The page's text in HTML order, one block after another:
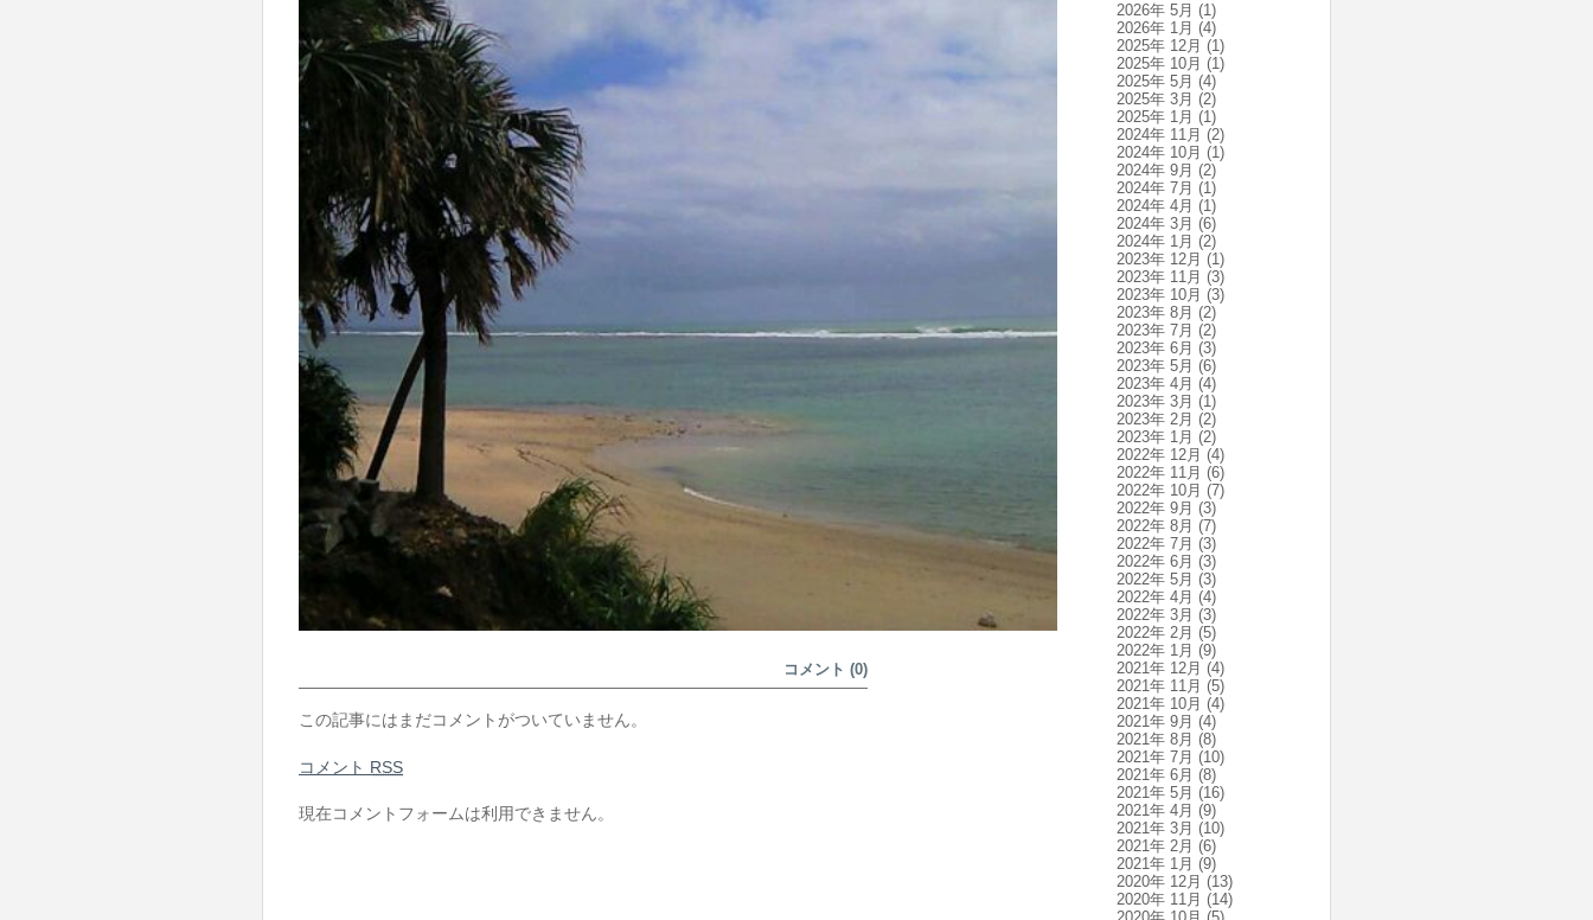
コメント (0)
この記事にはまだコメントがついていません。
コメント RSS
現在コメントフォームは利用できません。
2026年 5月 (1)
2026年 1月 (4)
2025年 12月 (1)
2025年 10月 (1)
2025年 5月 (4)
2025年 3月 (2)
2025年 1月 (1)
2024年 11月 (2)
2024年 10月 (1)
2024年 9月 (2)
2024年 7月 (1)
2024年 4月 (1)
2024年 3月 (6)
2024年 1月 (2)
2023年 12月 (1)
2023年 11月 (3)
2023年 10月 (3)
2023年 8月 (2)
2023年 7月 (2)
2023年 6月 (3)
2023年 5月 (6)
2023年 4月 (4)
2023年 3月 (1)
2023年 2月 (2)
2023年 1月 (2)
2022年 12月 (4)
2022年 11月 (6)
2022年 10月 (7)
2022年 9月 (3)
2022年 8月 (7)
2022年 7月 (3)
2022年 6月 (3)
2022年 5月 (3)
2022年 4月 (4)
2022年 3月 (3)
2022年 2月 (5)
2022年 1月 (9)
2021年 12月 (4)
2021年 11月 (5)
2021年 10月 (4)
2021年 9月 (4)
2021年 8月 (8)
2021年 7月 (10)
2021年 6月 (8)
2021年 5月 (16)
2021年 4月 (9)
2021年 3月 (10)
2021年 2月 (6)
2021年 1月 (9)
2020年 12月 (13)
2020年 11月 (14)